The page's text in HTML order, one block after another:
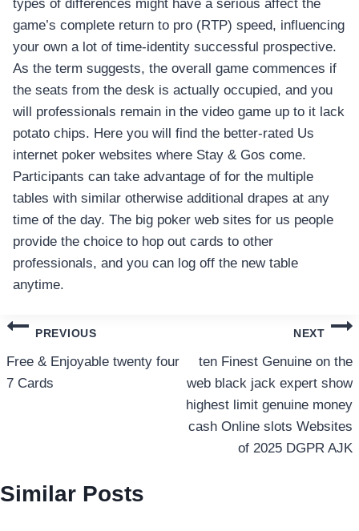
types of differences might have a serious affect the
game’s complete return to pro (RTP) speed, influencing
your own a lot of time-identity successful prospective.
As the term suggests, the overall game commences if
the seats from the desk is actually occupied, and you
will professionals remain in the video game up to it lack
potato chips. Here you will find the better-rated Us
internet poker websites where Stay & Gos come.
Participants can take advantage of for the multiple
tables with similar otherwise additional drapes at any
time of the day. The big poker web sites for us people
provide the choice to hop out cards to other
professionals, and you can log off the new table
anytime.
แนะแนว
เรื่อง
PREVIOUS
Free & Enjoyable twenty four
7 Cards
NEXT
ten Finest Genuine on the
web black jack expert show
highest limit genuine money
cash Online slots Websites
of 2025 DGPR AJK
Similar Posts